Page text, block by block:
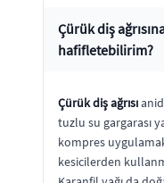
Çürük diş
hafifletebilirim?
Çürük diş ağrısı
tuzlu su gargarası
kompres
kesicilerden